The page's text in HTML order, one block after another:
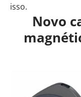
isso.
Novo